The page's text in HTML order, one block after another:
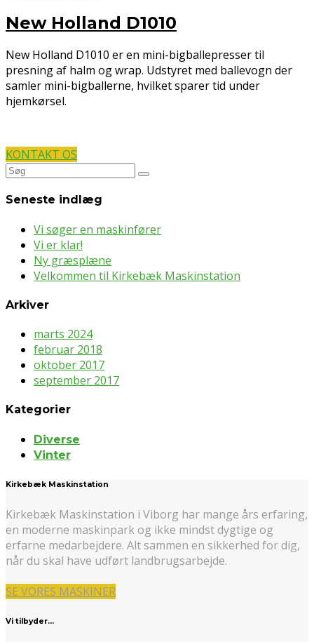
New Holland D1010
New Holland D1010 er en mini-bigballepresser til
presning af halm og wrap. Udstyret med ballevogn der
samler mini-bigballerne, hvilket sparer tid under
hjemkørsel.
KONTAKT OS
Søg
Seneste indlæg
Vi søger en maskinfører
Vi er klar!
Ny græsplæne
Velkommen til Kirkebæk Maskinstation
Arkiver
marts 2024
februar 2018
oktober 2017
september 2017
Kategorier
Diverse
Vinter
Kirkebæk Maskinstation
Kirkebæk Maskinstation i Viborg har mange års erfaring,
en moderne maskinpark og ikke mindst dygtige og
erfarne medarbejdere. Alt sammen en sikkerhed for dig,
når du skal have udført landbrugsarbejde.
SE VORES MASKINER
Vi tilbyder…